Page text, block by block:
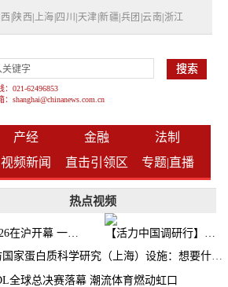
陕西 上海 四川 天津 |新疆 兵团 |云南 浙江
：021-62496853
：shanghai@chinanews.com.cn
产经 金融
法制
视频新闻 直击引领区 专题|直播
热点视频
BW2026在沪开幕 一众次元品牌集中发布全新企划
【活力中国调研行】上海机器人研究院以技术标准撬动长三角智造协同
探访国家蛋白质科学研究（上海）设施：想要什么蛋白 AI直接设计合成
全球总决赛落幕 潮流体育燃动虹口